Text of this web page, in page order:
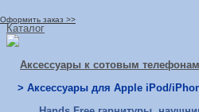
Оформить заказ >>
Каталог
Аксессуары к сотовым
> Аксессуары для Apple iPod/